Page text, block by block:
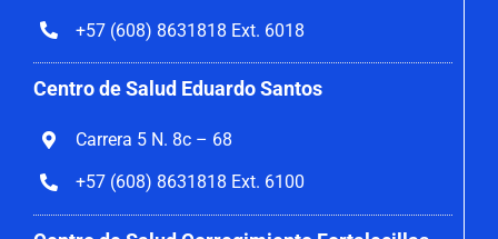
+57 (608) 8631818 Ext. 6018
Centro de Salud Eduardo Santos
Carrera 5 N. 8c – 68
+57 (608) 8631818 Ext. 6100